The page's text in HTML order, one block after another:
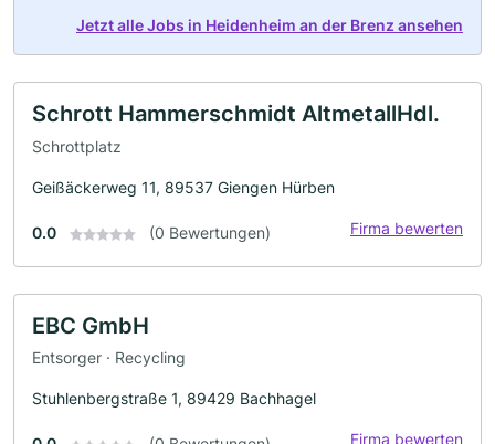
Jetzt alle Jobs in Heidenheim an der Brenz ansehen
Schrott Hammerschmidt AltmetallHdl.
Schrottplatz
Geißäckerweg 11, 89537 Giengen Hürben
0.0 (0 Bewertungen) Firma bewerten
EBC GmbH
Entsorger · Recycling
Stuhlenbergstraße 1, 89429 Bachhagel
Firma bewerten